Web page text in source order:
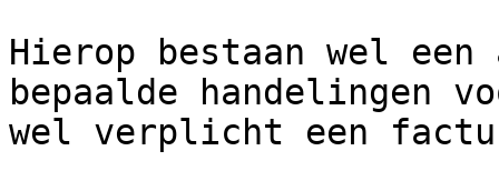
Hierop bestaan wel
bepaalde handelingen
wel verplicht een